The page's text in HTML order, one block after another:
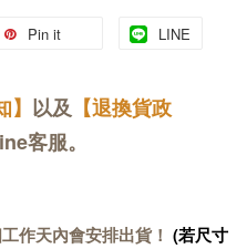
Pin it LINE
以及 【退換貨政
客服。
作天內會安排出貨！ (若尺寸